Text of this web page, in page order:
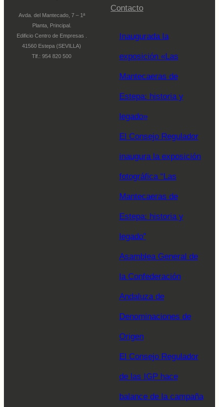
Avda. del Mantecado, 7 – 1ª
Planta, Principal.
Edificio Centro de Empresas .
41560 Estepa (SEVILLA)
Tlf.: 954 820 500
Contacto
Inaugurada la
exposición «Las
Mantecaeras de
Estepa: historia y
legado»
El Consejo Regulador
inaugura la exposición
fotográfica “Las
Mantecaeras de
Estepa: historia y
legado”
Asamblea General de
la Confederación
Andaluza de
Denominaciones de
Origen
El Consejo Regulador
de las IGP hace
balance de la campaña